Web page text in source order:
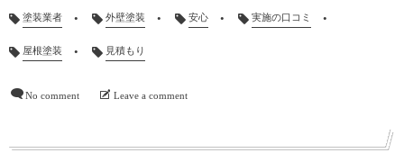
塗装業者 外壁塗装 安心 実施の口コミ
屋根塗装 見積もり
No comment Leave a comment